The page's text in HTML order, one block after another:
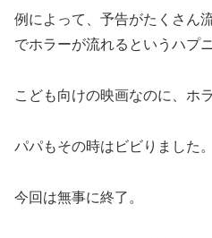
例によって、予告がたくさん
でホラーが流れるというハプニ
こども向けの映画なのに、ホ
パパもその時はビビりました。
今回は無事に終了。